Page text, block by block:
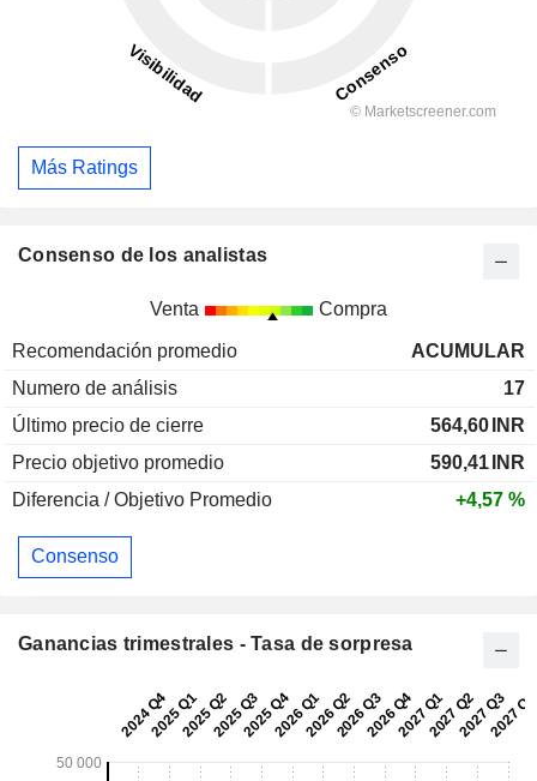
Más Ratings
Consenso de los analistas
Venta Compra
Recomendación promedio
ACUMULAR
Numero de análisis
17
Último precio de cierre
564,60 INR
Precio objetivo promedio
590,41 INR
Diferencia / Objetivo Promedio
+4,57 %
Consenso
Ganancias trimestrales - Tasa de sorpresa